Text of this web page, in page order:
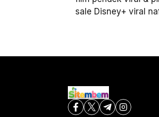
sale Disney+ viral